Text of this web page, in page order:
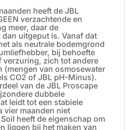
heeft de JBL
verzachtende en
meer, daar de
uitgeput is. Vanaf dat
als neutrale bodemgrond
bij behoefte
verzuring, zich tot andere
(mengen van osmosewater
CO2 of JBL pH-Minus).
van de JBL Proscape
dubbele
leidt tot een stabiele
vier maanden niet
heeft de eigenschap om
liggen bij het maken van